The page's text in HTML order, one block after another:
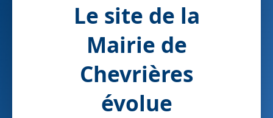
Le site de la
Mairie de
Chevrières
évolue